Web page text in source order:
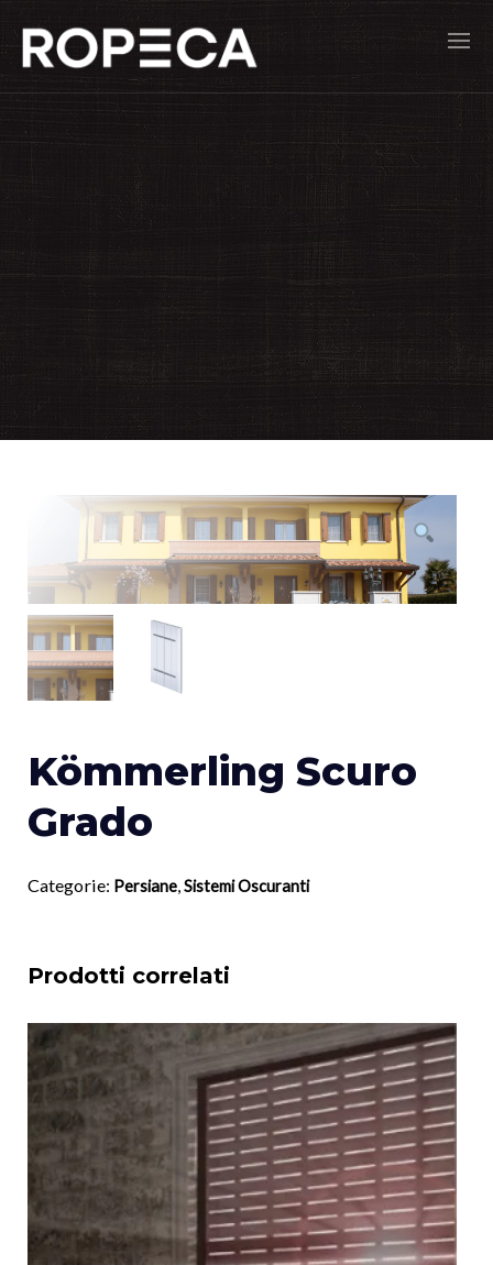
Kömmerling Scuro
Grado
Categorie: Persiane,Sistemi Oscuranti
Prodotti correlati